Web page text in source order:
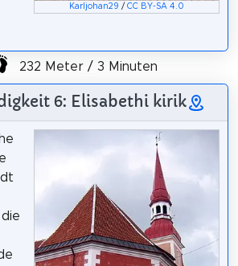
Karljohan29 /CC BY-SA 4.0
232 Meter / 3 Minuten
6: Elisabethi kirik